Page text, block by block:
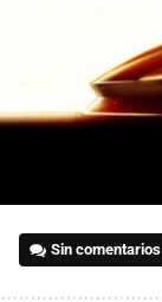
Sin comentarios